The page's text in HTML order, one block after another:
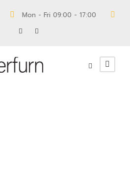
Mon - Fri 09:00 - 17:00